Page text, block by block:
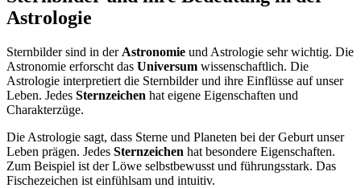
Astrologie
Sternbilder sind in der Astronomie und Astrologie sehr wichtig. Die
Astronomie erforscht das Universum wissenschaftlich. Die
Astrologie interpretiert die Sternbilder und ihre Einflüsse auf unser
Leben. Jedes Sternzeichen hat eigene Eigenschaften und
Charakterzüge.
Die Astrologie sagt, dass Sterne und Planeten bei der Geburt unser
Leben prägen. Jedes Sternzeichen hat besondere Eigenschaften.
Zum Beispiel ist der Löwe selbstbewusst und führungsstark. Das
Fischezeichen ist einfühlsam und intuitiv.